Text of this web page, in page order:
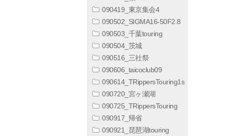
090419_東京集会4
090502_SIGMA16-50F2.8
090503_千葉touring
090504_茨城
090516_三社祭
090606_taicoclub09
090614_TRippersTouring1s
090720_宮ヶ瀬湖
090725_TRippersTouring
090917_帰省
090921_琵琶湖touring